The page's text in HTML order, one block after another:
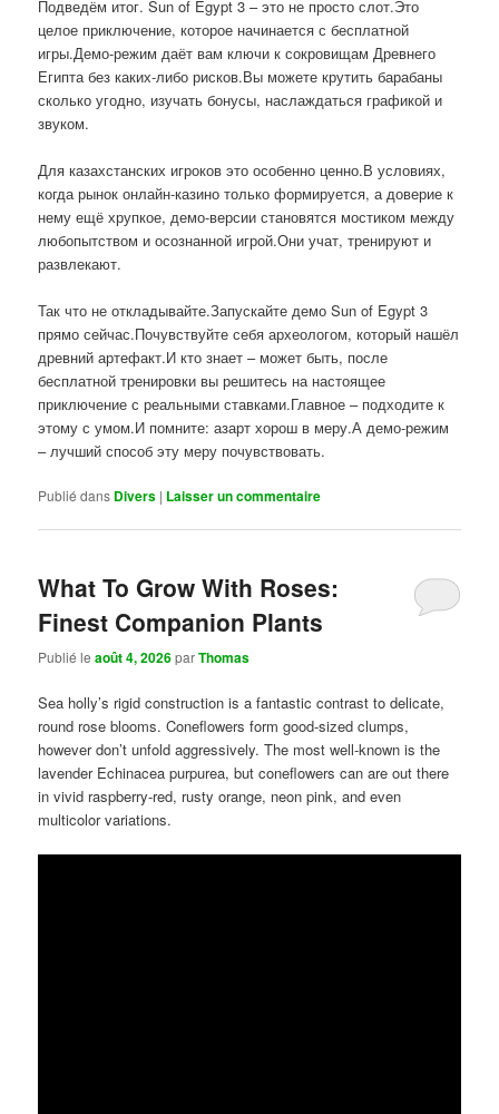
Подведём итог. Sun of Egypt 3 – это не просто слот.Это
целое приключение, которое начинается с бесплатной
игры.Демо-режим даёт вам ключи к сокровищам Древнего
Египта без каких-либо рисков.Вы можете крутить барабаны
сколько угодно, изучать бонусы, наслаждаться графикой и
звуком.
Для казахстанских игроков это особенно ценно.В условиях,
когда рынок онлайн-казино только формируется, а доверие к
нему ещё хрупкое, демо-версии становятся мостиком между
любопытством и осознанной игрой.Они учат, тренируют и
развлекают.
Так что не откладывайте.Запускайте демо Sun of Egypt 3
прямо сейчас.Почувствуйте себя археологом, который нашёл
древний артефакт.И кто знает – может быть, после
бесплатной тренировки вы решитесь на настоящее
приключение с реальными ставками.Главное – подходите к
этому с умом.И помните: азарт хорош в меру.А демо-режим
– лучший способ эту меру почувствовать.
Publié dans Divers | Laisser un commentaire
What To Grow With Roses:
Finest Companion Plants
Publié leaoût 4, 2026parThomas
Sea holly’s rigid construction is a fantastic contrast to delicate,
round rose blooms. Coneflowers form good-sized clumps,
however don’t unfold aggressively. The most well-known is the
lavender Echinacea purpurea, but coneflowers can are out there
in vivid raspberry-red, rusty orange, neon pink, and even
multicolor variations.